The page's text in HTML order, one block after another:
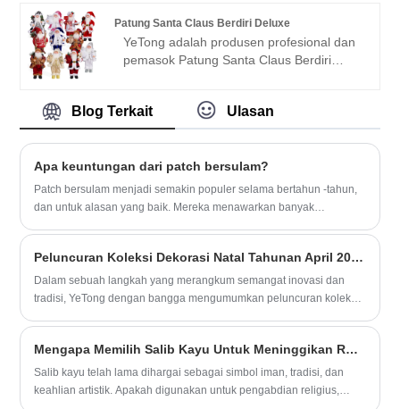
panjang 25cm dan 36cm, jarum rajut kami
memiliki beragam diameter mulai dari
3mm hingga 10mm, melayani berbagai
proyek rajutan termasuk sweater, topi,
jarum bambu kami memungkinkan jahitan
yang presisi dan manipulasi benang yang
mudah, sehingga ideal untuk perajut
pemula dan berpengalaman. Dengan
konstruksinya yang tahan lama dan
tekstur bambu yang ramping, jarum rajut
kami menawarkan kinerja dan
keserbagunaan yang tahan lama.
Patung Santa Claus Berdiri Deluxe
YeTong adalah produsen profesional dan
pemasok Patung Santa Claus Berdiri
dilengkapi dengan pakaian unik. Sangat
cocok untuk dekorasi meja rumah liburan,
Blog Terkait Ulasan
Apa keuntungan dari patch bersulam?
Patch bersulam menjadi semakin populer selama bertahun -tahun,
dan untuk alasan yang baik. Mereka menawarkan banyak
Peluncuran Koleksi Dekorasi Natal Tahunan April 2024 Membawa Kemeriahan Kemeriahan
Dalam sebuah langkah yang merangkum semangat inovasi dan
tradisi, YeTong dengan bangga mengumumkan peluncuran koleksi
Mengapa Memilih Salib Kayu Untuk Meninggikan Ruang dan Koneksi Spiritual Anda?
Salib kayu telah lama dihargai sebagai simbol iman, tradisi, dan
keahlian artistik. Apakah digunakan untuk pengabdian religius,